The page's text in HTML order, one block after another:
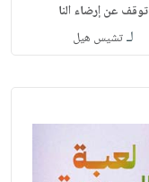
توقف عن إرضاء النا
لـتشيس هيل